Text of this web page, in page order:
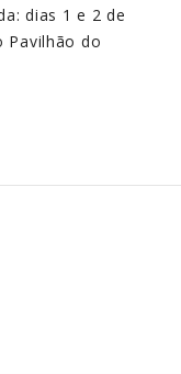
dias 1 e 2 de
Pavilhão do